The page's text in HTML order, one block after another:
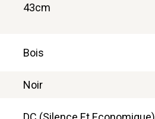
43cm
Bois
Noir